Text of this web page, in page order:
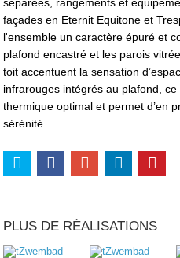
façades en Eternit Equitone et
l'ensemble un caractère épuré et
plafond encastré et les parois
toit accentuent la sensation
infrarouges intégrés au plafond,
thermique optimal et permet d’en
sérénité.
PLUS DE RÉALISATIONS